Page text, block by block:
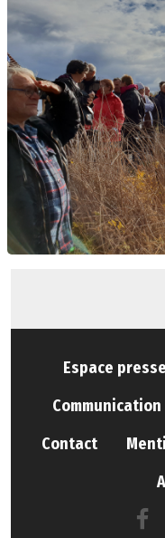
Espace presse
Communication
Contact